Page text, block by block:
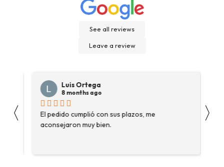
See all reviews
Leave a review
〈
Luis Ortega
8 months ago
El pedido cumplió con sus plazos, me
aconsejaron muy bien.
〉